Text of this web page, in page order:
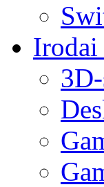
Irodai